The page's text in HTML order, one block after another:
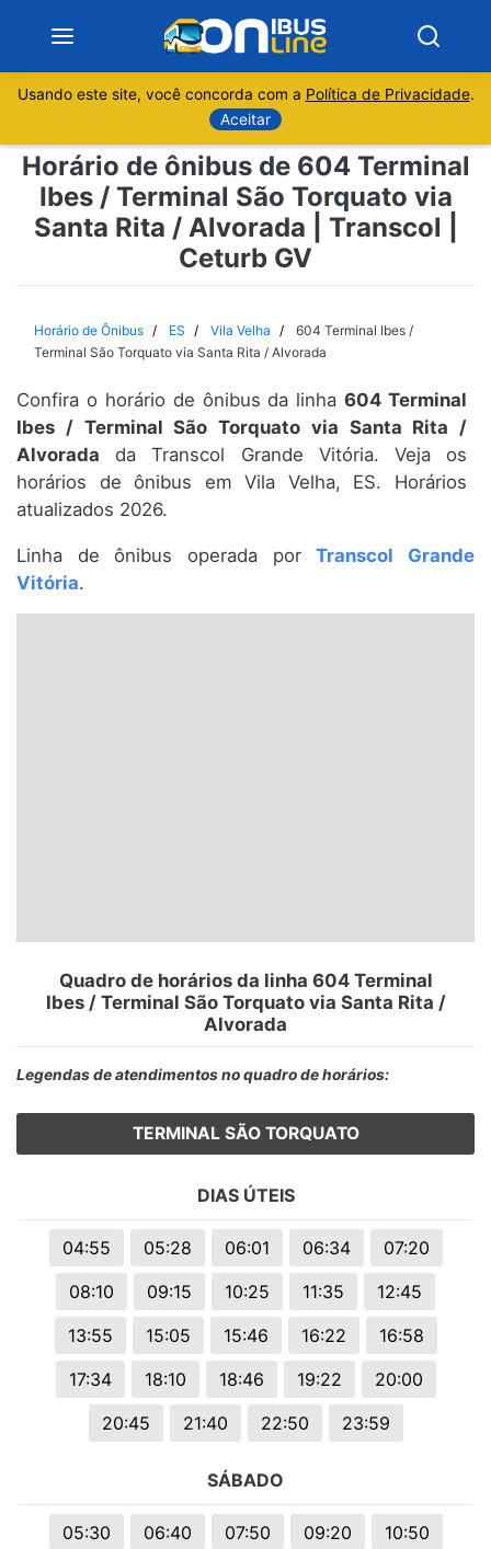
Sobre
Minas Gerais
Rio de Janeiro
Espírito Santo
Paraná
Santa Catarina
Rio Grande do Sul
Usando este site, você concorda com a Política de Privacidade.
Aceitar
Horário de ônibus de 604 Terminal
Ibes / Terminal São Torquato via
Santa Rita / Alvorada | Transcol |
Ceturb GV
Horário de Ônibus ES Vila Velha
604 Terminal Ibes /
Terminal São Torquato via Santa Rita / Alvorada
Confira o horário de ônibus da linha604 Terminal
Ibes / Terminal São Torquato via Santa Rita /
Alvorada da Transcol Grande Vitória. Veja os
horários de ônibus em Vila Velha, ES. Horários
atualizados 2026.
Linha de ônibus operada porTranscol Grande
Vitória.
Quadro de horários da linha 604 Terminal
Ibes / Terminal São Torquato via Santa Rita /
Alvorada
Legendas de atendimentos no quadro de horários:
TERMINAL SÃO TORQUATO
DIAS ÚTEIS
04:55 05:28 06:01 06:34
07:20
08:10
09:15 10:25 11:35
12:45
13:55
15:05 15:46 16:22
16:58
17:34
18:10 18:46 19:22
20:00
20:45
21:40 22:50 23:59
SÁBADO
05:30 06:40 07:50 09:20
10:50